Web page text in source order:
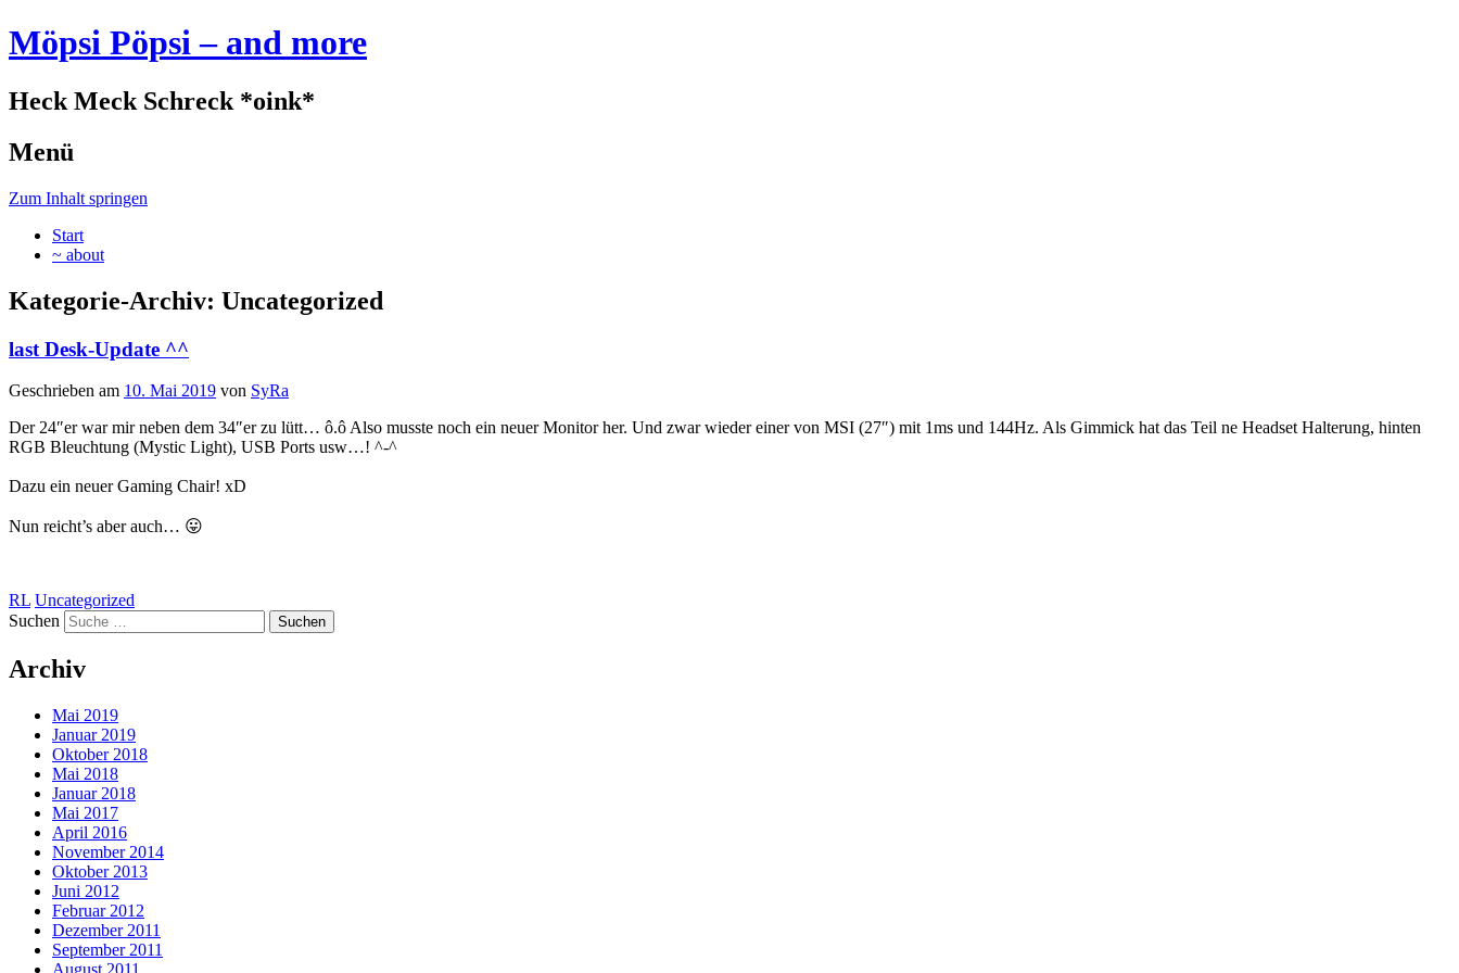
Möpsi Pöpsi – and more
Heck Meck Schreck *oink*
Menü
Zum Inhalt springen
Start
~ about
Kategorie-Archiv: Uncategorized
last Desk-Update ^^
Geschrieben am 10. Mai 2019 von SyRa
Der 24″er war mir neben dem 34″er zu lütt… ô.ô Also musste noch ein neuer Monitor her. Und zwar wieder einer von MSI (27″) mit 1ms und 144Hz. Als Gimmick hat das Teil ne Headset Halterung, hinten
RGB Bleuchtung (Mystic Light), USB Ports usw…! ^-^
Dazu ein neuer Gaming Chair! xD
Nun reicht’s aber auch… 😛
RL Uncategorized
Suchen
Archiv
Mai 2019
Januar 2019
Oktober 2018
Mai 2018
Januar 2018
Mai 2017
April 2016
November 2014
Oktober 2013
Juni 2012
Februar 2012
Dezember 2011
September 2011
August 2011